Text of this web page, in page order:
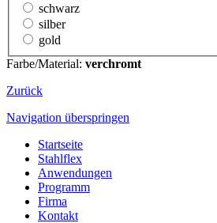
schwarz
silber
gold
Farbe/Material: verchromt
Zurück
Navigation überspringen
Startseite
Stahlflex
Anwendungen
Programm
Firma
Kontakt